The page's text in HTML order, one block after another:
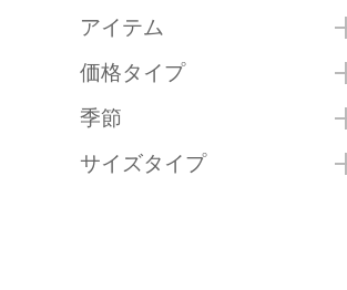
アイテム
価格タイプ
季節
サイズタイプ